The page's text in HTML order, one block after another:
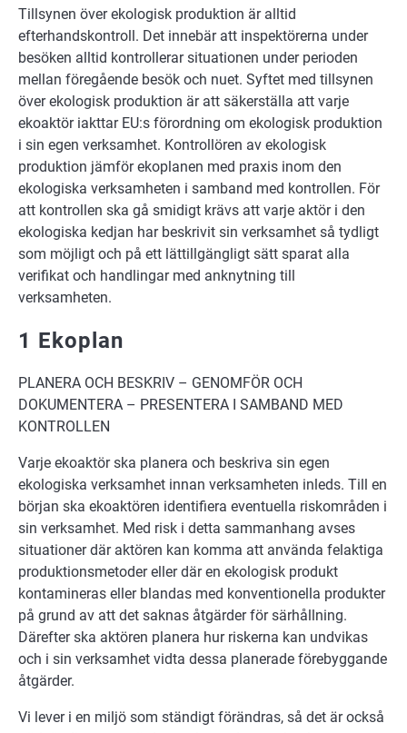
Tillsynen över ekologisk produktion är alltid
efterhandskontroll. Det innebär att inspektörerna under
besöken alltid kontrollerar situationen under perioden
mellan föregående besök och nuet. Syftet med tillsynen
över ekologisk produktion är att säkerställa att varje
ekoaktör iakttar EU:s förordning om ekologisk produktion
i sin egen verksamhet. Kontrollören av ekologisk
produktion jämför ekoplanen med praxis inom den
ekologiska verksamheten i samband med kontrollen. För
att kontrollen ska gå smidigt krävs att varje aktör i den
ekologiska kedjan har beskrivit sin verksamhet så tydligt
som möjligt och på ett lättillgängligt sätt sparat alla
verifikat och handlingar med anknytning till
verksamheten.
1 Ekoplan
PLANERA OCH BESKRIV – GENOMFÖR OCH
DOKUMENTERA – PRESENTERA I SAMBAND MED
KONTROLLEN
Varje ekoaktör ska planera och beskriva sin egen
ekologiska verksamhet innan verksamheten inleds. Till en
början ska ekoaktören identifiera eventuella riskområden i
sin verksamhet. Med risk i detta sammanhang avses
situationer där aktören kan komma att använda felaktiga
produktionsmetoder eller där en ekologisk produkt
kontamineras eller blandas med konventionella produkter
på grund av att det saknas åtgärder för särhållning.
Därefter ska aktören planera hur riskerna kan undvikas
och i sin verksamhet vidta dessa planerade förebyggande
åtgärder.
Vi lever i en miljö som ständigt förändras, så det är också